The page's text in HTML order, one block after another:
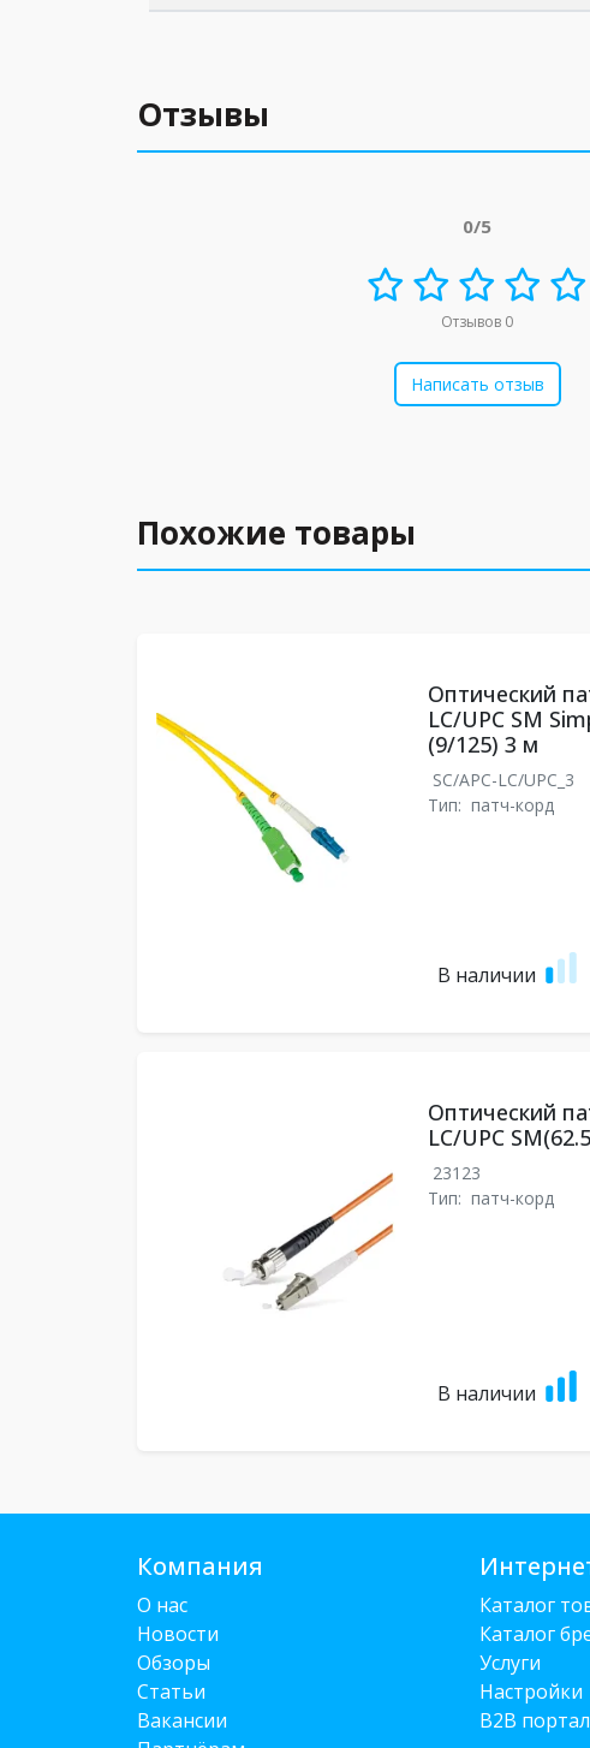
Отзывы
0/5
Отзывов 0
Написать отзыв
Похожие товары
Оптический
LC/UPC SM
(9/125) 3 м
SC/APC-LC/UPC_3
Тип: патч-корд
В наличии
Оптический
LC/UPC
23123
Тип: патч-корд
В наличии
Компания
О нас
Новости
Обзоры
Статьи
Вакансии
Каталог
Каталог
Услуги
Настройки
B2B портал